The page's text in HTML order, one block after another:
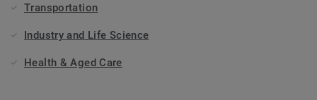
Transportation
Industry and Life Science
Health & Aged Care